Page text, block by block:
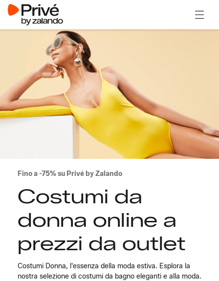
Fino a -75% su Privé by Zalando
Costumi da
donna online a
prezzi da outlet
Costumi Donna, l'essenza della moda estiva. Esplora la
nostra selezione di costumi da bagno eleganti e alla moda.